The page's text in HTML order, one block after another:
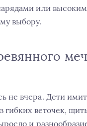
или
выбору.
не вчера. Дети
веточек,
и